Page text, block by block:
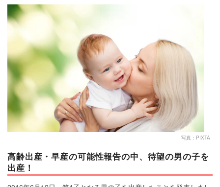
マネー
トレンド・イベント
写真：PIXTA
高齢出産・早産の可能性報告の中、待望の男の子を
出産！